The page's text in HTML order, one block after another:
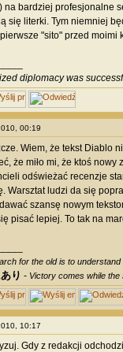
na bardziej profesjonalne
się literki. Tym niemniej
"sito" przed
diplomacy was
00:19
Wiem, że tekst Diablo
że miło mi, że ktoś
odświeżać recenzje
Warsztat ludzi da się
szansę nowym
pisać lepiej. To tak na
for the old is to understand
り - Victory comes while
10:17
Gdy z redakcji